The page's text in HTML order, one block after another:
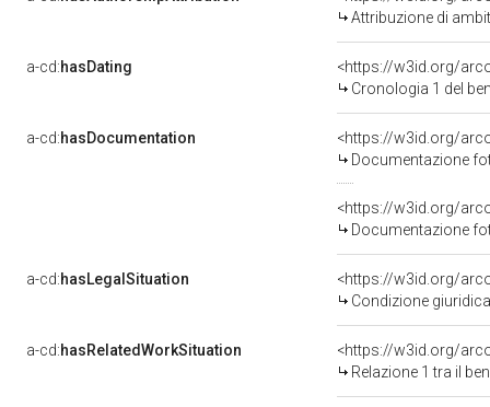
Attribuzione di
a-cd:hasDating
<https://w3id.org/
Cronologia 1 del
a-cd:hasDocumentation
Documentazione
Documentazione
a-cd:hasLegalSituation
<https://w3id.org/
Condizione
a-cd:hasRelatedWorkSituation
<https://w3id.org/
Relazione 1 tra il